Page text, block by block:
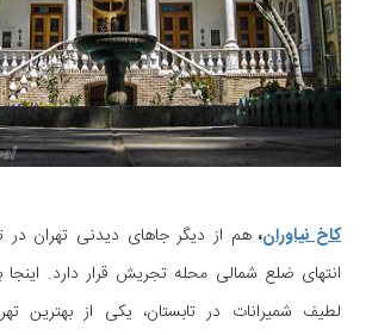
کاخ نیاوران،هم از دیگر جاهای دیدنی تهران در
انتهای ضلع شمالی محله تجریش قرار دارد.
لطیف شمیرانات در تابستان، یکی از بهترین